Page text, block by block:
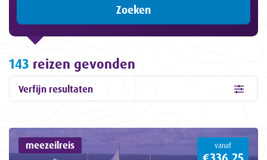
Zoeken
143 reizen gevonden
Verfijn resultaten
meezeilreis vanaf